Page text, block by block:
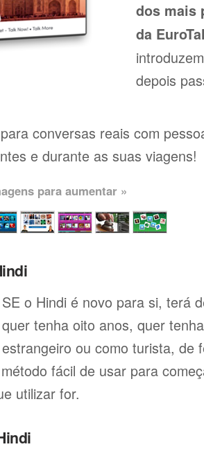
dos mais
da
depois
conversas reais com
e durante as suas viagens!
para aumentar »
SE o Hindi é novo para si, terá
quer tenha oito anos, quer
estrangeiro ou como turista, de
fácil de usar para
utilizar for.